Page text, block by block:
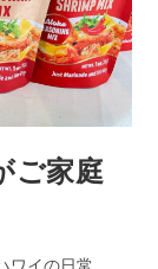
ご家庭